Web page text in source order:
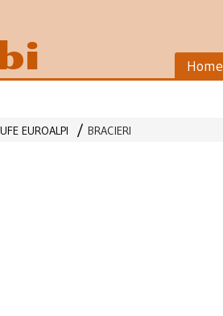
Home
EUROALPI BRACIERI